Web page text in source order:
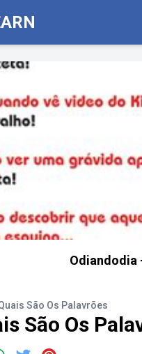
Odiandodia
São Os Palavrões
São Os